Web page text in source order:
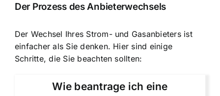
Der Prozess des Anbieterwechsels
Der Wechsel Ihres Strom- und Gasanbieters ist
einfacher als Sie denken. Hier sind einige
Schritte, die Sie beachten sollten:
Wie beantrage ich eine